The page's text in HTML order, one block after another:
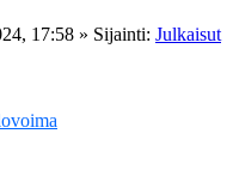
17:58 » Sijainti: Julkaisut